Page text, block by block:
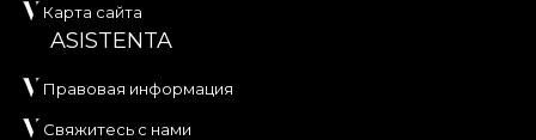
Карта сайта
ASISTENTA
Правовая информация
Свяжитесь с нами